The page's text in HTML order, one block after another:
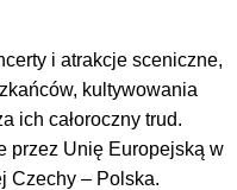
i atrakcje sceniczne,
kultywowania
ich całoroczny trud.
przez Unię Europejską w
Czechy – Polska.